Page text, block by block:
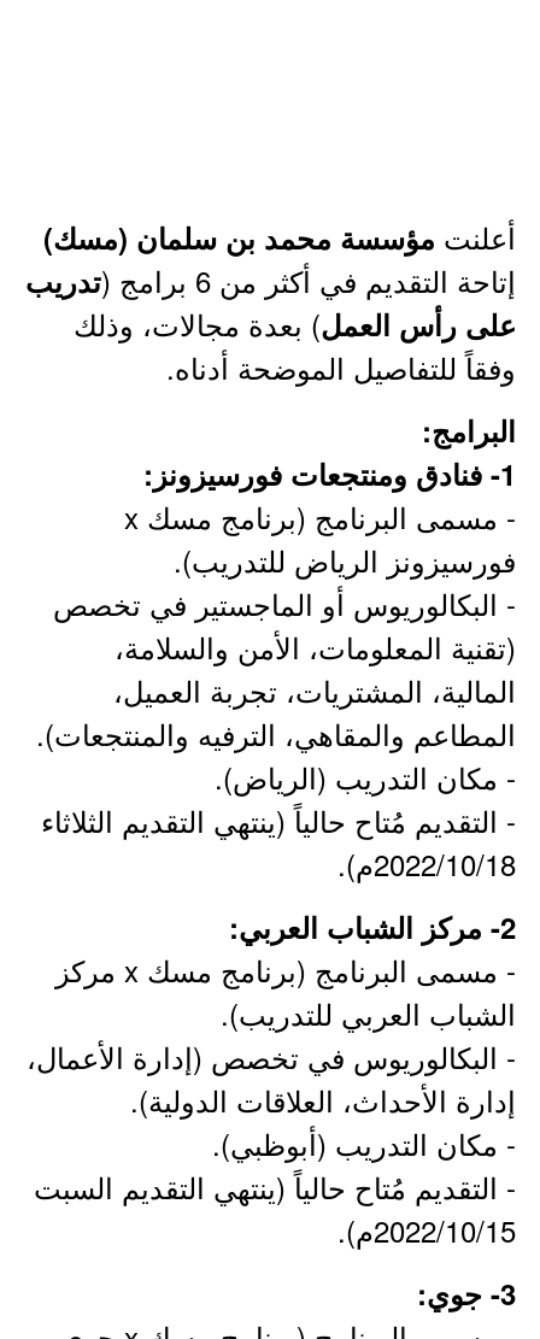
أعلنت مؤسسة محمد بن سلمان (مسك)
إتاحة التقديم في أكثر من 6 برامج (
تدريب
على رأس العمل) بعدة مجالات، وذلك
وفقاً للتفاصيل الموضحة أدناه.
البرامج:
1- فنادق ومنتجعات فورسيزونز:
- مسمى البرنامج (برنامج مسك x
فورسيزونز الرياض للتدريب).
- البكالوريوس أو الماجستير في تخصص
(تقنية المعلومات، الأمن والسلامة،
المالية، المشتريات، تجربة العميل،
المطاعم والمقاهي، الترفيه والمنتجعات).
- مكان التدريب (الرياض).
- التقديم مُتاح حالياً (ينتهي التقديم الثلاثاء
2022/10/18م).
2- مركز الشباب العربي:
- مسمى البرنامج (برنامج مسك x مركز
الشباب العربي للتدريب).
- البكالوريوس في تخصص (إدارة الأعمال،
إدارة الأحداث، العلاقات الدولية).
- مكان التدريب (أبوظبي).
- التقديم مُتاح حالياً (ينتهي التقديم السبت
2022/10/15م).
3- جوي: